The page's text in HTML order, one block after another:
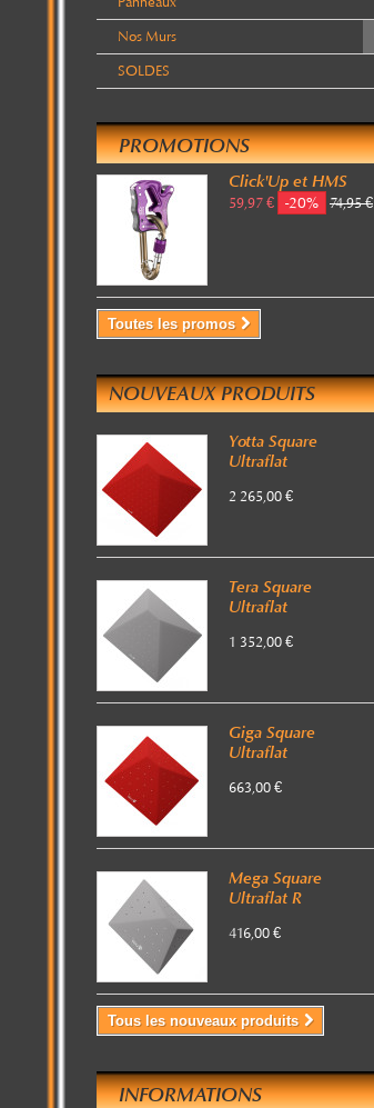
Nos Murs
SOLDES
PROMOTIONS
Click'Up et HMS
59,97 € -20% 74,95 €
Toutes les promos
NOUVEAUX PRODUITS
Yotta Square
Ultraflat
2 265,00 €
Tera Square
Ultraflat
1 352,00 €
Giga Square
Ultraflat
663,00 €
Mega Square
Ultraflat R
416,00 €
Tous les nouveaux produits
INFORMATIONS